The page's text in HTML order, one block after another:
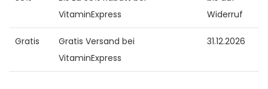
VitaminExpress
Widerruf
Gratis
Gratis Versand bei
VitaminExpress
31.12.2026